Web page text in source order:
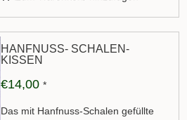
HANFNUSS- SCHALEN-
KISSEN
€14,00 *
Das mit Hanfnuss-Schalen gefüllte